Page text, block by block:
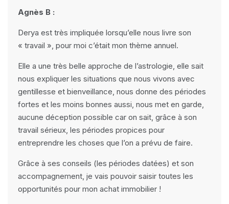
Agnès B :
Derya est très impliquée lorsqu’elle nous livre son
« travail », pour moi c’était mon thème annuel.
Elle a une très belle approche de l’astrologie, elle sait
nous expliquer les situations que nous vivons avec
gentillesse et bienveillance, nous donne des périodes
fortes et les moins bonnes aussi, nous met en garde,
aucune déception possible car on sait, grâce à son
travail sérieux, les périodes propices pour
entreprendre les choses que l’on a prévu de faire.
Grâce à ses conseils (les périodes datées) et son
accompagnement, je vais pouvoir saisir toutes les
opportunités pour mon achat immobilier !